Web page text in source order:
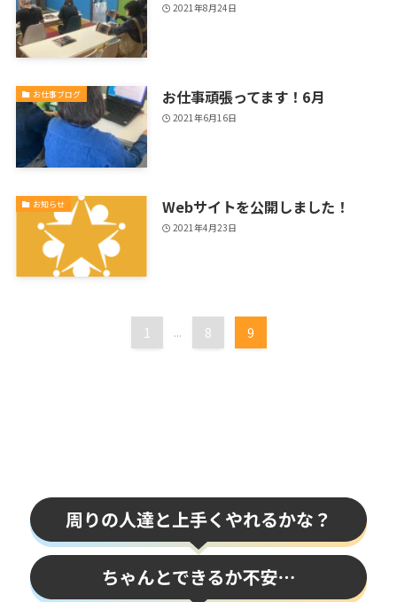
2021年8月24日
お仕事ブログ お仕事頑張ってます！6月
2021年6月16日
お知らせ Webサイトを公開しました！
2021年4月23日
1 ... 8 9